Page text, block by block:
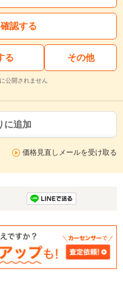
認する
る その他
公開されません
に追加
価格見直しメールを受け取る